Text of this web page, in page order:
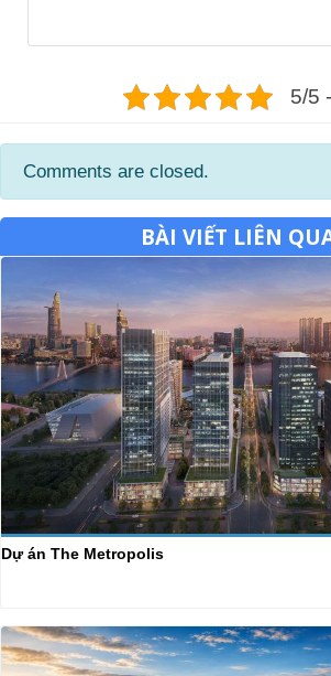
5/5
Comments are closed.
BÀI VIẾT LIÊN
Dự án The Metropolis